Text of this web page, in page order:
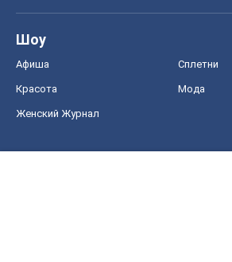
Шоу
Афиша Сплетни
Красота Мода
Женский Журнал